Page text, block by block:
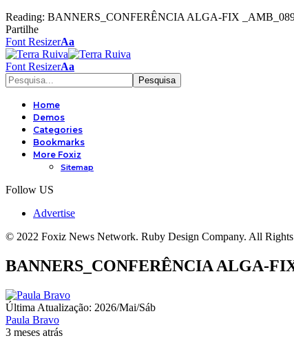
Reading: BANNERS_CONFERÊNCIA ALGA-FIX
Partilhe
Font ResizerAa
Font ResizerAa
Home
Demos
Categories
Bookmarks
More Foxiz
Sitemap
Follow US
Advertise
© 2022 Foxiz News Network. Ruby Design Company. All Rights
BANNERS_CONFERÊNCIA ALGA-
Última Atualização: 2026/Mai/Sáb
Paula Bravo
3 meses atrás